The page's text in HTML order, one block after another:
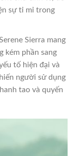
sự tỉ mỉ trong
Sierra mang
kém phần sang
tố hiện đại và
người sử dụng
tao và quyến